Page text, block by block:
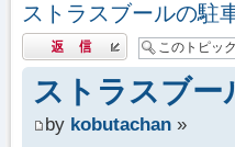
ストラスブールの駐
返信する
ストラスブー
by kobutachan »